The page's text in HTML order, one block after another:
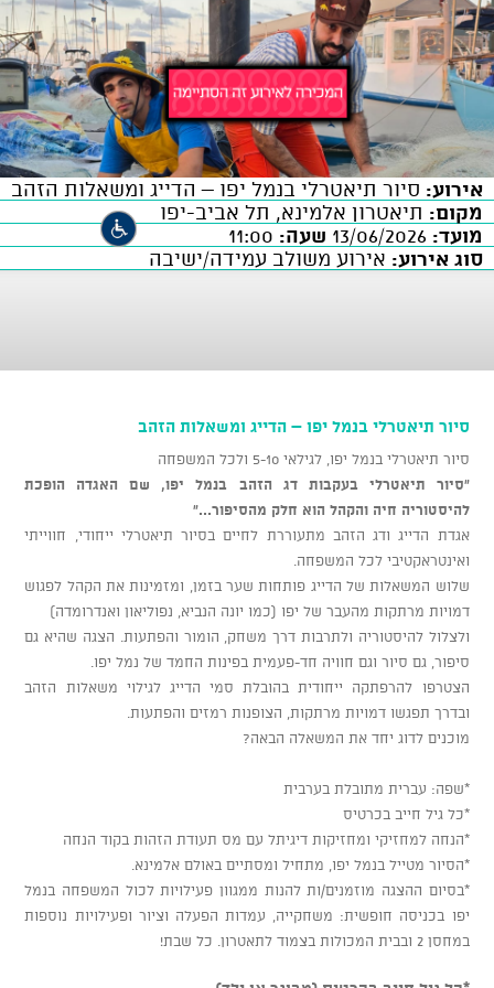
אירוע: סיור תיאטרלי בנמל יפו – הדייג ומשאלות הזהב
מקום: תיאטרון אלמינא, תל אביב-יפו
מועד:
שעה:
סוג אירוע: אירוע משולב עמידה/ישיבה
סיור תיאטרלי בנמל יפו – הדייג ומשאלות הזהב
סיור תיאטרלי בנמל יפו, לגילאי 5-10 ולכל המשפחה
"סיור תיאטרלי בעקבות דג הזהב בנמל יפו, שם האגדה הופכת
להיסטוריה חיה והקהל הוא חלק מהסיפור..."
אגדת הדייג ודג הזהב מתעוררת לחיים בסיור תיאטרלי ייחודי, חווייתי
ואינטראקטיבי לכל המשפחה.
שלוש המשאלות של הדייג פותחות שער בזמן, ומזמינות את הקהל לפגוש
דמויות מרתקות מהעבר של יפו (כמו יונה הנביא, נפוליאון ואנדרומדה)
ולצלול להיסטוריה ולתרבות דרך משחק, הומור והפתעות. הצגה שהיא גם
סיפור, גם סיור וגם חוויה חד-פעמית בפינות החמד של נמל יפו.
הצטרפו להרפתקה ייחודית בהובלת סמי הדייג לגילוי משאלות הזהב
ובדרך תפגשו דמויות מרתקות, הצופנות רמזים והפתעות.
מוכנים לדוג יחד את המשאלה הבאה?
*שפה: עברית מתובלת בערבית
*כל גיל חייב בכרטיס
*הנחה למחזיקי ומחזיקות דיגיתל עם מס תעודת הזהות בקוד הנחה
*הסיור מטייל בנמל יפו, מתחיל ומסתיים באולם אלמינא.
*בסיום ההצגה מוזמנים/ות להנות ממגוון פעילויות לכול המשפחה בנמל
יפו בכניסה חופשית: משחקייה, עמדות הפעלה וציור ופעילויות נוספות
במחסן 2 ובבית המכולות בצמוד לתאטרון. כל שבת!